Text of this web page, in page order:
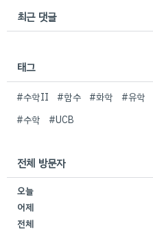
최근 댓글
태그
#수학II #함수 #화학 #유학
#수학
#UCB
전체 방문자
오늘
어제
전체